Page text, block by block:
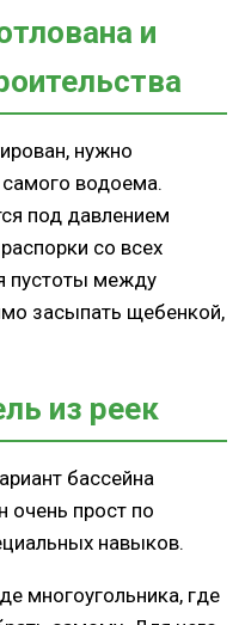
и
нужно
водоема.
под давлением
со всех
пустоты между
засыпать щебенкой,
из реек
бассейна
очень прост по
навыков.
многоугольника, где